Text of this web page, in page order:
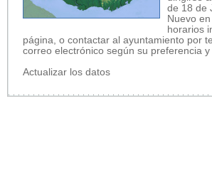
de 18 de
Nuevo
horarios
página, o contactar al ayuntamiento por
correo electrónico según su preferencia y
Actualizar los datos